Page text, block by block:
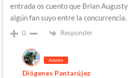
entrada os cuento que Brian
algún fan suyo entre la concurrencia.
0 Responder
Admin
Diógenes Pantarújez